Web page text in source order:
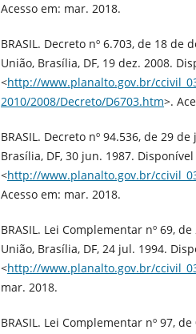
Acesso em: mar. 2018.
BRASIL. Decreto nº 6.703, de 18
União, Brasília, DF, 19 dez. 2008.
<http://www.planalto.gov.br/
2010/2008/Decreto/D6703.htm>.
BRASIL. Decreto nº 94.536, de 29
Brasília, DF, 30 jun. 1987.
<http://www.planalto.gov.br/
Acesso em: mar. 2018.
BRASIL. Lei Complementar nº 69,
União, Brasília, DF, 24 jul. 1994.
<http://www.planalto.gov.br/
mar. 2018.
BRASIL. Lei Complementar nº 97,